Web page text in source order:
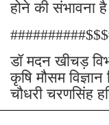
होने की संभावना
डॉ मदन खीचड़
कृषि मौसम विज्ञान
चौधरी चरणसिंह